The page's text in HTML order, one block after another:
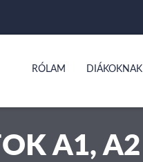
RÓLAM DIÁKOKNAK
A1, A2